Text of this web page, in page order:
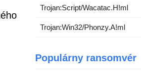
Trojan:Script/Wacatac.H!ml
Trojan:Win32/Phonzy.A!ml
Populárny ransomvér